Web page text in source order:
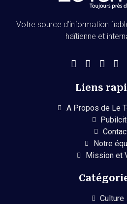
Votre source d’information
haïtienne et
Liens
A Propos de Le
Notre
Mission et
Culture